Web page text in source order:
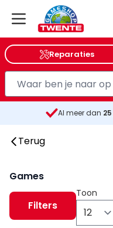
Reparaties
Al meer dan 25
Terug
Games
Filters
Toon